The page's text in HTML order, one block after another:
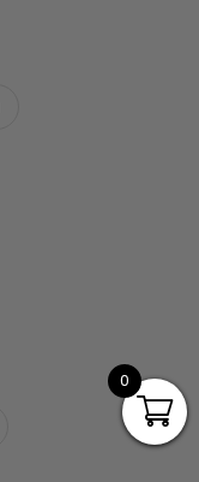
0